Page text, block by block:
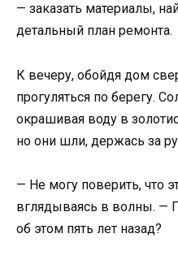
— заказать материалы,
детальный план ремонта.
К вечеру, обойдя дом
прогуляться по берегу.
окрашивая воду в
но они шли, держась за
— Не могу поверить, что
вглядываясь в волны. —
об этом пять лет назад?